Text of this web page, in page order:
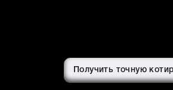
Получить точную